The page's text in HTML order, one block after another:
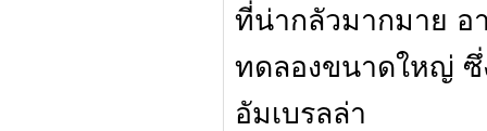
ที่น่ากลัวมากมาย อ
ทดลองขนาดใหญ่ ซึ่
อัมเบรลล่า